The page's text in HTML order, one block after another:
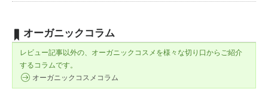
オーガニックコラム
レビュー記事以外の、オーガニックコスメを様々な切り口からご紹介
するコラムです。
オーガニックコスメコラム